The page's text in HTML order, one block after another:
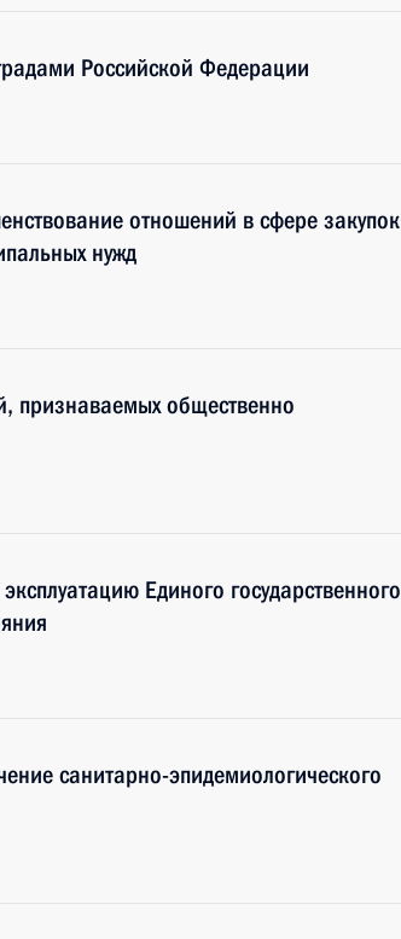
Российской Федерации
отношений в сфере закупок
нужд
признаваемых общественно
Единого государственного
санитарно-эпидемиологического